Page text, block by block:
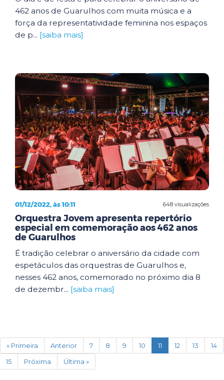
462 anos de Guarulhos com muita música e a
força da representatividade feminina nos espaços
de p... [saiba mais]
648 visualizações
01/12/2022, às 10:11
Orquestra Jovem apresenta repertório
especial em comemoração aos 462 anos
de Guarulhos
É tradição celebrar o aniversário da cidade com
espetáculos das orquestras de Guarulhos e,
nesses 462 anos, comemorado no próximo dia 8
de dezembr... [saiba mais]
« Primeira Anterior 7 8 9 10 11 (current)
12 13
14
15
Próxima Última »